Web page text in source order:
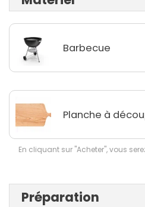
Barbecue
Planche à
En cliquant sur "Acheter", vous
Préparation